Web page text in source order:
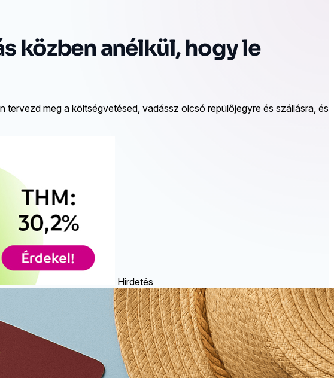
közben anélkül, hogy le
meg a költségvetésed, vadássz olcsó repülőjegyre és szállásra, és
Hirdetés